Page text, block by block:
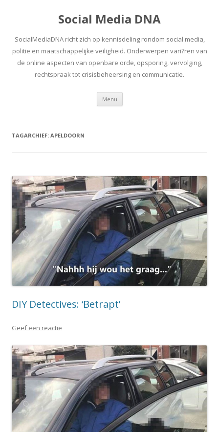
Social Media DNA
SocialMediaDNA richt zich op kennisdeling rondom social media,
politie en maatschappelijke veiligheid. Onderwerpen vari?ren van
de online aspecten van openbare orde, opsporing, vervolging,
rechtspraak tot crisisbeheersing en communicatie.
Menu Spring
inhoud
TAGARCHIEF: APELDOORN
DIY Detectives: ‘Betrapt’
Geef een reactie